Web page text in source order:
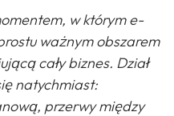
w którym e-
ważnym obszarem
cały biznes. Dział
natychmiast:
przerwy między